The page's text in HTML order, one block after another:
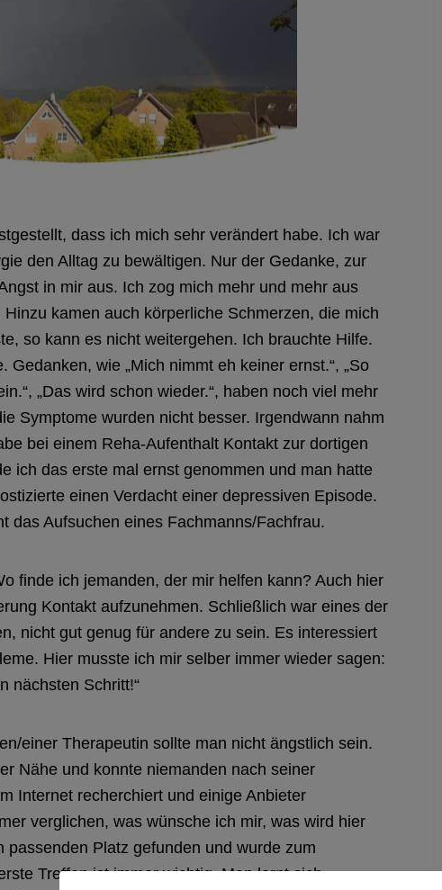
dass ich mich sehr verändert habe. Ich war
den Alltag zu bewältigen. Nur der Gedanke, zur
in mir aus. Ich zog mich mehr und mehr aus
kamen auch körperliche Schmerzen, die mich
so kann es nicht weitergehen. Ich brauchte Hilfe.
wie „Mich nimmt eh keiner ernst.“, „So
„Das wird schon wieder.“, haben noch viel mehr
Symptome wurden nicht besser. Irgendwann nahm
bei einem Reha-Aufenthalt Kontakt zur dortigen
ich das erste mal ernst genommen und man hatte
einen Verdacht einer depressiven Episode.
das Aufsuchen eines Fachmanns/Fachfrau.
finde ich jemanden, der mir helfen kann? Auch hier
Kontakt aufzunehmen. Schließlich war eines der
nicht gut genug für andere zu sein. Es interessiert
Hier musste ich mir selber immer wieder sagen:
nächsten Schritt!“
einer Therapeutin sollte man nicht ängstlich sein.
Nähe und konnte niemanden nach seiner
Internet recherchiert und einige Anbieter
verglichen, was wünsche ich mir, was wird hier
passenden Platz gefunden und wurde zum
Treffen ist immer wichtig. Man lernt sich